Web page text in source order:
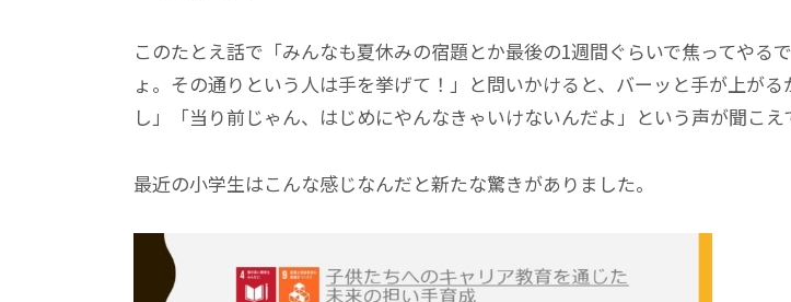
このたとえ話で「みんなも夏休みの宿題とか最後の1週間ぐらいで焦ってや
ょ。その通りという人は手を挙げて！」と問いかけると、バーッと手が上が
し」「当り前じゃん、はじめにやんなきゃいけないんだよ」という声が聞こえ
最近の小学生はこんな感じなんだと新たな驚きがありました。